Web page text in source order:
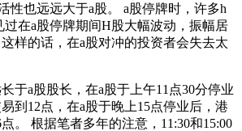
性也远远大于a股。 a股停牌时，许多h
过在a股停牌期间H股大幅波动，振幅居
样的话，在a股对冲的投资者会失去太
于a股股长，在a股于上午11点30分停业
到12点，在a股于晚上15点停业后，港
。 根据笔者多年的注意，11:30和15:00